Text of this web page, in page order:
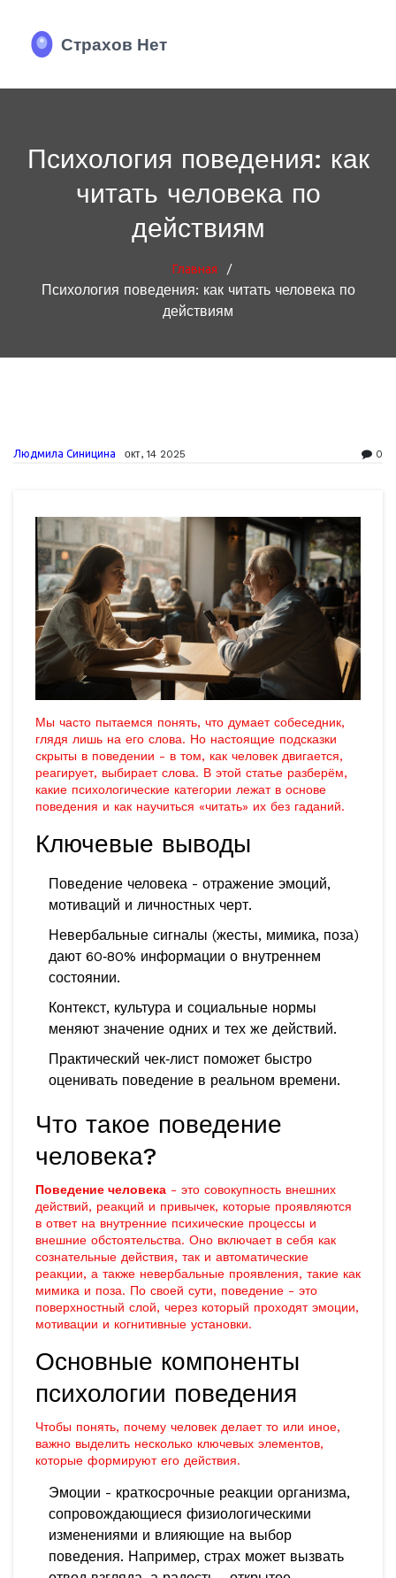
Психология поведения: как
читать человека по
действиям
Главная
/
Психология поведения: как читать человека по
действиям
Людмила Синицина окт, 14 2025 0
Мы часто пытаемся понять, что думает собеседник,
глядя лишь на его слова. Но настоящие подсказки
скрыты в поведении - в том, как человек двигается,
реагирует, выбирает слова. В этой статье разберём,
какие психологические категории лежат в основе
поведения и как научиться «читать» их без гаданий.
Ключевые выводы
Поведение человека - отражение эмоций,
мотиваций и личностных черт.
Невербальные сигналы (жесты, мимика, поза)
дают 60‑80% информации о внутреннем
состоянии.
Контекст, культура и социальные нормы
меняют значение одних и тех же действий.
Практический чек‑лист поможет быстро
оценивать поведение в реальном времени.
Что такое поведение
человека?
Поведение человека - это совокупность внешних
действий, реакций и привычек, которые проявляются
в ответ на внутренние психические процессы и
внешние обстоятельства. Оно включает в себя как
сознательные действия, так и автоматические
реакции, а также невербальные проявления, такие как
мимика и поза. По своей сути, поведение - это
поверхностный слой, через который проходят эмоции,
мотивации и когнитивные установки.
Основные компоненты
психологии поведения
Чтобы понять, почему человек делает то или иное,
важно выделить несколько ключевых элементов,
которые формируют его действия.
Эмоции - краткосрочные реакции организма,
сопровождающиеся физиологическими
изменениями и влияющие на выбор
поведения. Например, страх может вызвать